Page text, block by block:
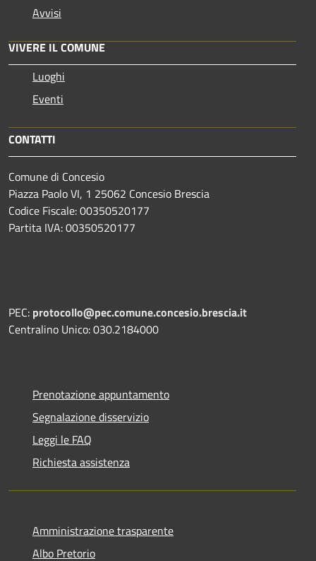
Avvisi
VIVERE IL COMUNE
Luoghi
Eventi
CONTATTI
Comune di Concesio
Piazza Paolo VI, 1 25062 Concesio Brescia
Codice Fiscale: 00350520177
Partita IVA: 00350520177
PEC: protocollo@pec.comune.concesio.brescia.it
Centralino Unico: 030.2184000
Prenotazione appuntamento
Segnalazione disservizio
Leggi le FAQ
Richiesta assistenza
Amministrazione trasparente
Albo Pretorio